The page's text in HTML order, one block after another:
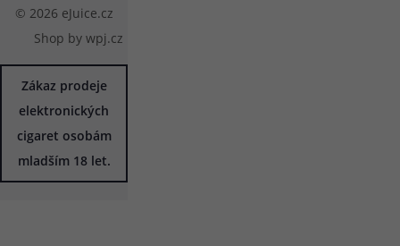
© 2026 eJuice.cz
Shop by wpj.cz
Zákaz prodeje
elektronických
cigaret osobám
mladším 18 let.